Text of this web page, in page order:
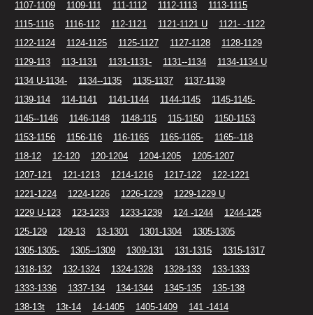
1107-1109
1109-111 111-1112 1112-1113
1113-1115
1115-1116
1116-112 112-1121 1121-1121 U
1121- -1122
1122-1124
1124-1125 1125-1127 1127-1128
1128-1129
1129-113
113-1131 1131-1131- 1131--1134
1134-1134 U
1134 U-1134-
1134--1135 1135-1137
1137-1139
1139-114
114-1141 1141-1144 1144-1145
1145-1145-
1145--1146
1146-1148 1148-115 115-1150
1150-1153
1153-1156
1156-116 116-1165 1165-1165-
1165--118
118-12
12-120 120-1204 1204-1205
1205-1207
1207-121
121-1213 1214-1216 1217-122
122-1221
1221-1224
1224-1226 1226-1229
1229-1229 U
1229 U-123
123-1233 1233-1239 124 -1244
1244-125
125-129
129-13 13-1301 1301-1304
1305-1305
1305-1305-
1305--1309 1309-131 131-1315
1315-1317
1318-132
132-1324 1324-1328 1328-133
133-1333
1333-1336
1337-134 134-1344 1345-135
135-138
138-13t
13t-14 14-1405 1405-1409
141 -1414